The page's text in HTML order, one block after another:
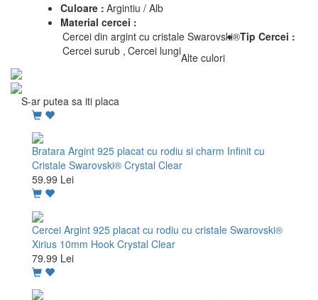
Culoare : Argintiu / Alb
Material cercei :
Cercei din argint cu cristale Swarovski®Tip Cercei :
Cercei surub , Cercei lungiAlte culori
S-ar putea sa iti placa
Bratara Argint 925 placat cu rodiu si charm Infinit cu
Cristale Swarovski® Crystal Clear
59.99 Lei
Cercei Argint 925 placat cu rodiu cu cristale Swarovski®
Xirius 10mm Hook Crystal Clear
79.99 Lei